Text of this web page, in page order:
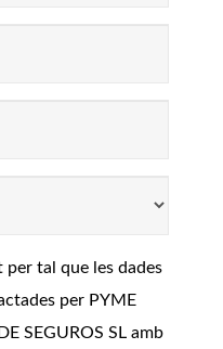
per tal que les dades
per PYME
SEGUROS SL amb